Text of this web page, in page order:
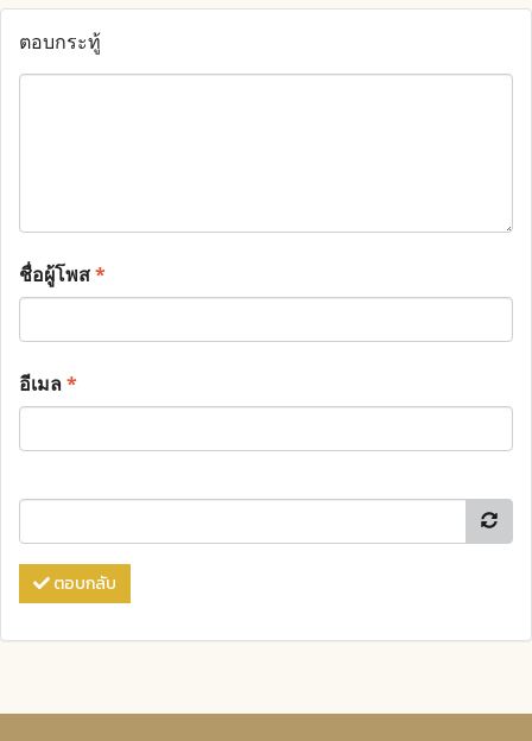
ตอบกระทู้
ชื่อผู้โพส*
อีเมล*
ตอบกลับ